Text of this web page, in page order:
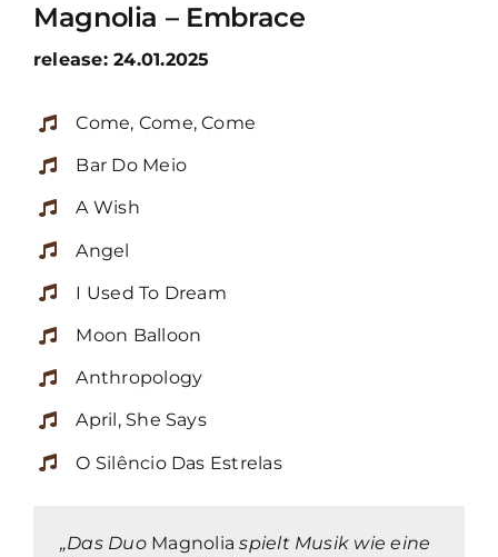
Magnolia – Embrace
release: 24.01.2025
Come, Come, Come
Bar Do Meio
A Wish
Angel
I Used To Dream
Moon Balloon
Anthropology
April, She Says
O Silêncio Das Estrelas
„Das Duo Magnolia spielt Musik wie eine